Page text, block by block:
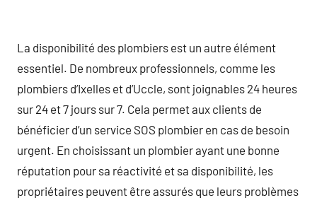
La disponibilité des plombiers est un autre élément
essentiel. De nombreux professionnels, comme les
plombiers d’Ixelles et d’Uccle, sont joignables 24 heures
sur 24 et 7 jours sur 7. Cela permet aux clients de
bénéficier d’un service SOS plombier en cas de besoin
urgent. En choisissant un plombier ayant une bonne
réputation pour sa réactivité et sa disponibilité, les
propriétaires peuvent être assurés que leurs problèmes